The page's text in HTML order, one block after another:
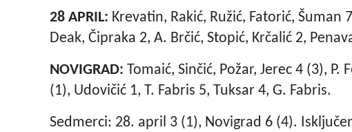
28 APRIL: Krevatin, Rakić, Ružić, Fatorić, Šuman
Deak, Čipraka 2, A. Brčić, Stopić, Krčalić 2,
NOVIGRAD: Tomaić, Sinčić, Požar, Jerec 4 (3),
(1), Udovičić 1, T. Fabris 5, Tuksar 4, G. Fabris.
Sedmerci: 28. april 3 (1), Novigrad 6 (4).